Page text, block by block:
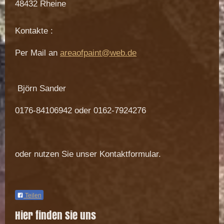
48432 Rheine
Kontakte :
Per Mail an areaofpaint@web.de
Björn Sander
0176-84106942 oder 0162-7924276
oder nutzen Sie unser Kontaktformular.
Teilen
Hier finden Sie uns